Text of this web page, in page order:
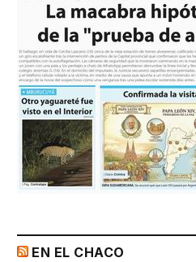
EN EL CHACO